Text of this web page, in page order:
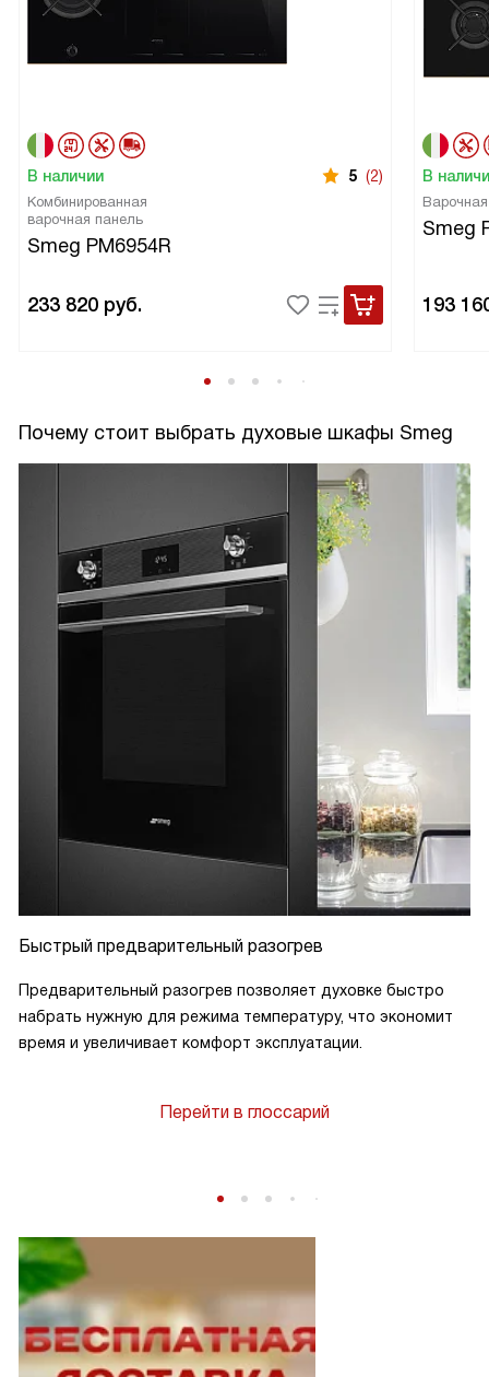
В наличии 5 (2)
Комбинированная
варочная панель
Smeg PM6954R
233 820 руб.
В
Smeg
193
Почему стоит выбрать духовые шкафы Smeg
Быстрый предварительный разогрев
Предварительный разогрев позволяет духовке быстро
набрать нужную для режима температуру, что экономит
время и увеличивает комфорт эксплуатации.
Перейти в глоссарий